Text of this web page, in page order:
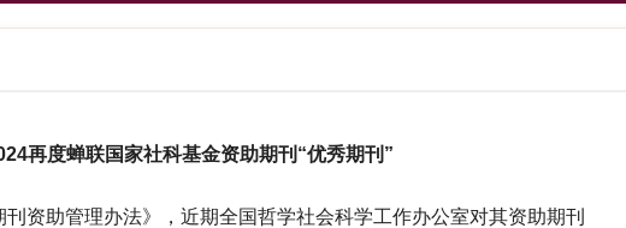
再度蝉联国家社科基金资助期刊“优秀期刊”
助管理办法》，近期全国哲学社会科学工作办公室对其资助期刊